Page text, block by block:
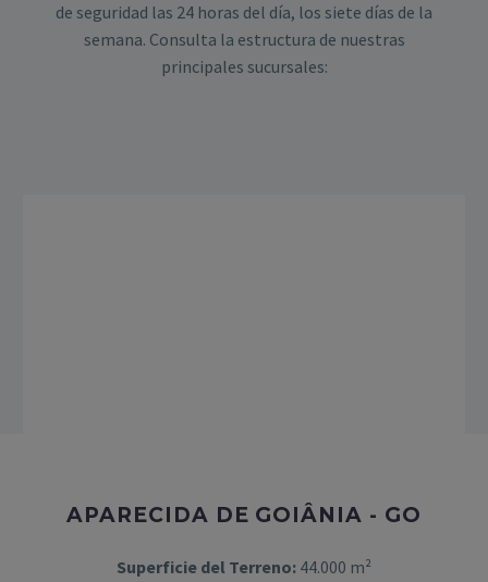
de seguridad las 24 horas del día, los siete días de la
semana. Consulta la estructura de nuestras
principales sucursales:
APARECIDA DE GOIÂNIA - GO​
Superficie del Terreno: 44.000 m²